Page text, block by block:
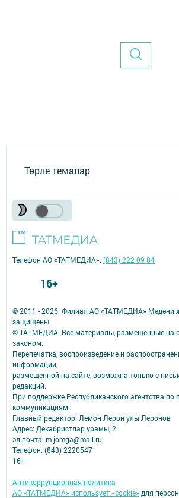
Төрле темалар
© 2011 - 2026. Филиал АО «ТАТМЕДИА» Мәдәни
защищены.
© ТАТМЕДИА. Все материалы, размещенные на
законом.
Перепечатка, воспроизведение и
информации,
размещенной на сайте, возможна только с
редакций.
При поддержке Республиканского агентства
коммуникациям.
Главный редактор: Лемон Лерон улы Леронов
Адрес: Декабристлар урамы, 2
эл.почта: m-jomga@mail.ru
Телефон: (843) 2220547
16+
Антикоррупционная политика
АО «ТАТМЕДИА» использует «cookie» для
Телефон АО «ТАТМЕДИА»:(843) 222 09 84
16+